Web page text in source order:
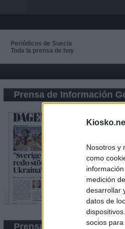
Nosotros y
como
medición
desarrollar
datos de
socios
Periódicos de Suecia
Toda la prensa de hoy
Prensa de Información
Prensa Amarilla